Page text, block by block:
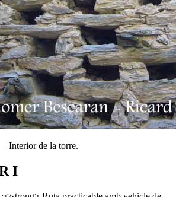
Interior de la torre.
I